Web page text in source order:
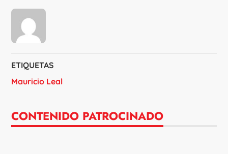
ETIQUETAS
Mauricio Leal
CONTENIDO PATROCINADO